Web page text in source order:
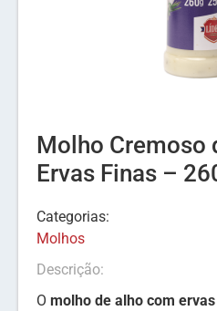
Molho Cremoso
Ervas Finas –
Categorias:
Molhos
Descrição:
O molho de alho com